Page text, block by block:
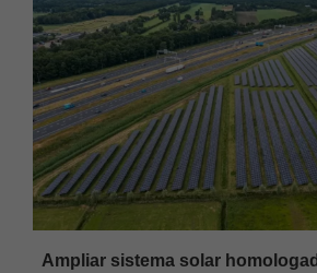
Ampliar sistema solar